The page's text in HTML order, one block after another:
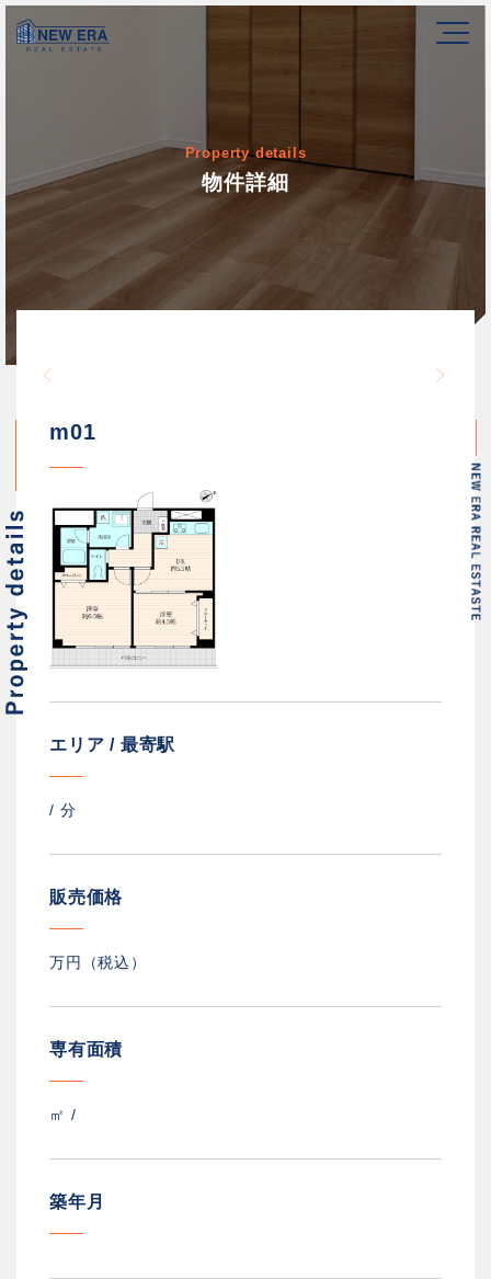
Property details
物件詳細
/home/newerakk/
m01
エリア / 最寄駅
/ 分
販売価格
万円（税込）
専有面積
㎡ /
築年月